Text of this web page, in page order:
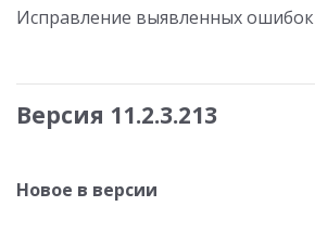
Исправление выявленных ошибок
Версия 11.2.3.213
Новое в версии